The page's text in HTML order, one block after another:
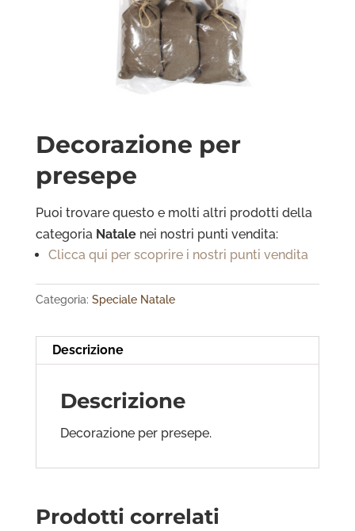
Decorazione per
presepe
Puoi trovare questo e molti altri prodotti della
categoria Natale nei nostri punti vendita:
Clicca qui per scoprire i nostri punti vendita
Categoria: Speciale Natale
Descrizione
Descrizione
Decorazione per presepe.
Prodotti correlati